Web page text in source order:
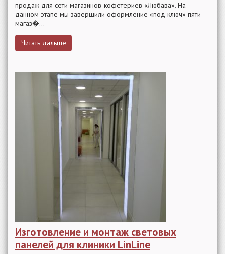
продаж для сети магазинов-кофетериев «Любава». На
данном этапе мы завершили оформление «под ключ» пяти
магаз�...
Читать дальше
Изготовление и монтаж световых
панелей для клиники LinLine